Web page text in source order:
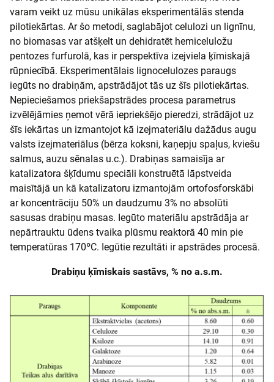
varam veikt uz mūsu unikālas eksperimentālās stenda
pilotiekārtas. Ar šo metodi, saglabājot celulozi un lignīnu,
no biomasas var atšķelt un dehidratēt hemiceluložu
pentozes furfurolā, kas ir perspektīva izejviela ķīmiskajā
rūpniecībā. Eksperimentālais lignocelulozes paraugs
iegūts no drabiņām, apstrādājot tās uz šīs pilotiekārtas.
Nepieciešamos priekšapstrādes procesa parametrus
izvēlējāmies ņemot vērā iepriekšējo pieredzi, strādājot uz
šīs iekārtas un izmantojot kā izejmateriālu dažādus augu
valsts izejmateriālus (bērza koksni, kaņepju spaļus, kviešu
salmus, auzu sēnalas u.c.). Drabiņas samaisīja ar
katalizatora šķīdumu speciāli konstruētā lāpstveida
maisītājā un kā katalizatoru izmantojām ortofosforskābi
ar koncentrāciju 50% un daudzumu 3% no absolūti
sasusas drabiņu masas. Iegūto materiālu apstrādāja ar
nepārtrauktu ūdens tvaika plūsmu reaktorā 40 min pie
temperatūras 170ºC. Iegūtie rezultāti ir apstrādes procesā.
Drabiņu ķīmiskais sastāvs, % no a.s.m.